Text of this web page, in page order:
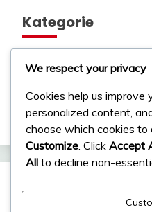
Kategorie
Kariérní úspěchy
Mezinárodní úspěchy
Životopisy hráčů
Nejnovější
We respect your privacy
Cookies help us improve
personalized content,
choose which cookies to
Customize . Click Accept
All to decline non-